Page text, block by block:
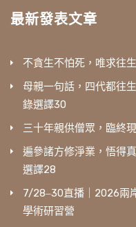
最新發表文章
不貪生不怕死，唯求往
母親一句話，四代都往
錄選譯30
三十年親供僧眾，臨終
遍參諸方修淨業，悟得
選譯28
7/28‒30直播｜2026兩
學術研習營